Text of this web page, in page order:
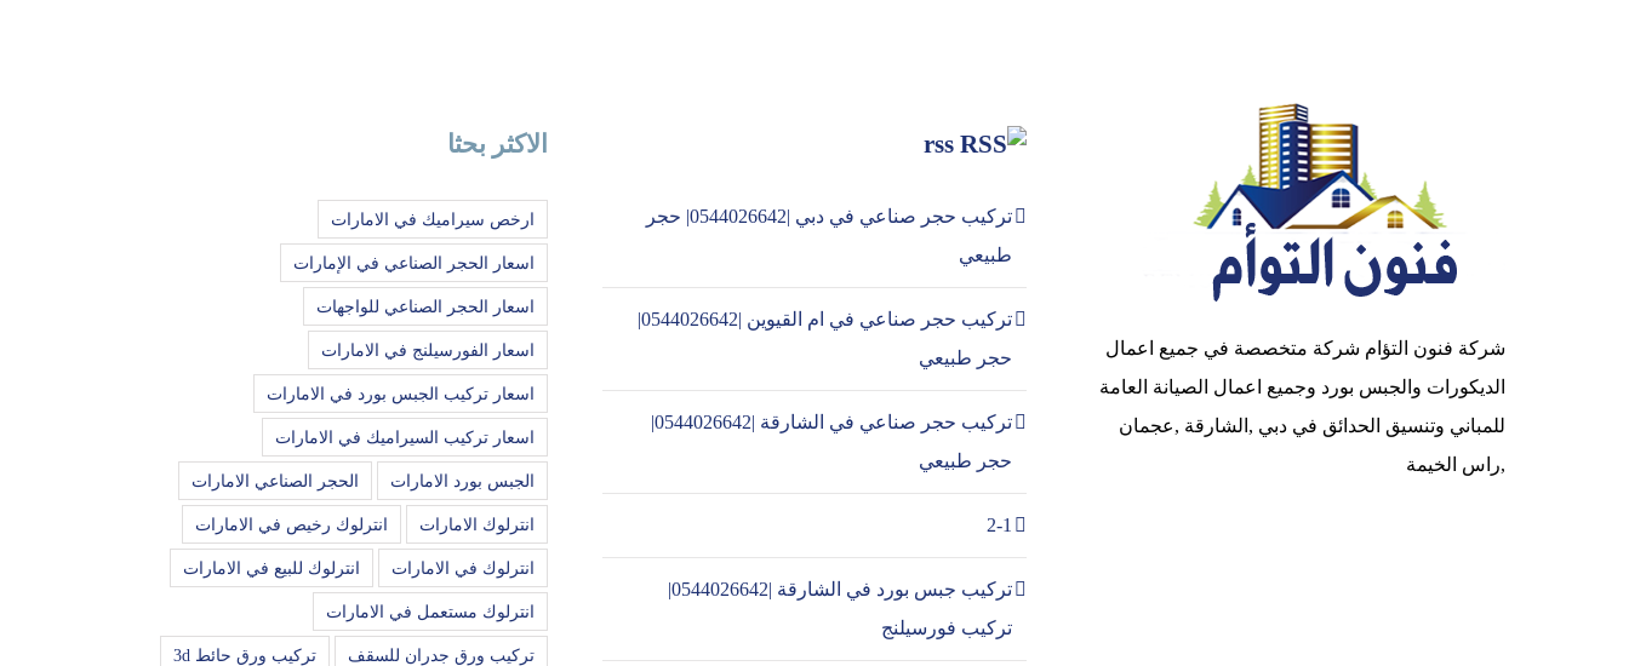
شركة فنون التؤام شركة متخصصة في جميع اعمال
الديكورات والجبس بورد وجميع اعمال الصيانة العامة
للمباني وتنسيق الحدائق في دبي ,الشارقة ,عجمان
,راس الخيمة
rss
تركيب حجر صناعي في دبي |0544026642| حجر
طبيعي
تركيب حجر صناعي في ام القيوين |0544026642|
حجر طبيعي
تركيب حجر صناعي في الشارقة |0544026642|
حجر طبيعي
2-1
تركيب جبس بورد في الشارقة |0544026642|
تركيب فورسيلنج
الاكثر بحثا
ارخص سيراميك في الامارات
اسعار الحجر الصناعي في الإمارات
اسعار الحجر الصناعي للواجهات
اسعار الفورسيلنج في الامارات
اسعار تركيب الجبس بورد في الامارات
اسعار تركيب السيراميك في الامارات
الجبس بورد الامارات الحجر الصناعي الامارات
انترلوك الامارات انترلوك رخيص في الامارات
انترلوك في الامارات انترلوك للبيع في الامارات
انترلوك مستعمل في الامارات
تركيب ورق جدران للسقف تركيب ورق حائط 3d